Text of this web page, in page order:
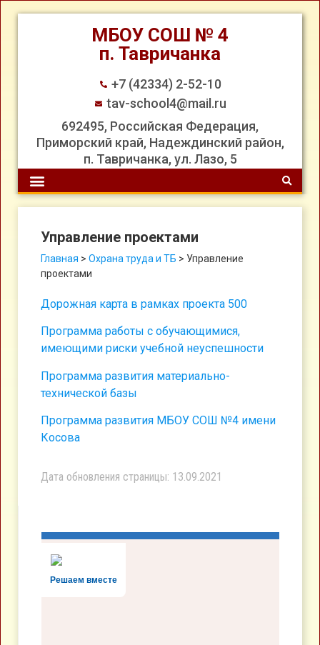
МБОУ СОШ № 4
п. Тавричанка
+7 (42334) 2-52-10
tav-school4@mail.ru
692495, Российская Федерация,
Приморский край, Надеждинский район,
п. Тавричанка, ул. Лазо, 5
Управление проектами
Главная > Охрана труда и ТБ > Управление
проектами
Дорожная карта в рамках проекта 500
Программа работы с обучающимися,
имеющими риски учебной неуспешности
Программа развития материально-
технической базы
Программа развития МБОУ СОШ №4 имени
Косова
Дата обновления страницы: 13.09.2021
Решаем вместе